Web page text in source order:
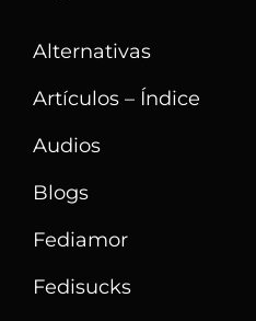
Alternativas
Artículos – Índice
Audios
Blogs
Fediamor
Fedisucks